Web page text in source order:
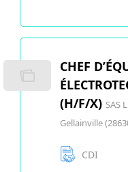
CHEF
(H/F/X) SAS
Gellainville
CDI